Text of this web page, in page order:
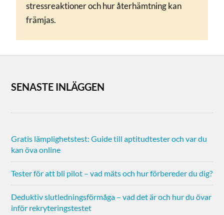
stressreaktioner och hur återhämtning kan
främjas.
SENASTE INLÄGGEN
Gratis lämplighetstest: Guide till aptitudtester och var du
kan öva online
Tester för att bli pilot – vad mäts och hur förbereder du dig?
Deduktiv slutledningsförmåga – vad det är och hur du övar
inför rekryteringstestet